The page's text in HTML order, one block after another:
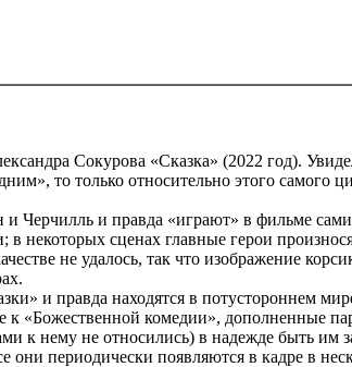
Сокурова «Сказка» (2022 год).
то только относительно этого самого
и правда «играют» в фильме
некоторых сценах главные герои
не удалось, так что изображение
и правда находятся в потустороннем
комедии», дополненные
нему не относились) в надежде быть им
периодически появляются в кадре в